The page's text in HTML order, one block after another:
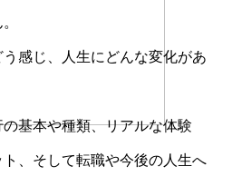
感じ、人生にどんな変化があ
基本や種類、リアルな体験
、そして転職や今後の人生へ